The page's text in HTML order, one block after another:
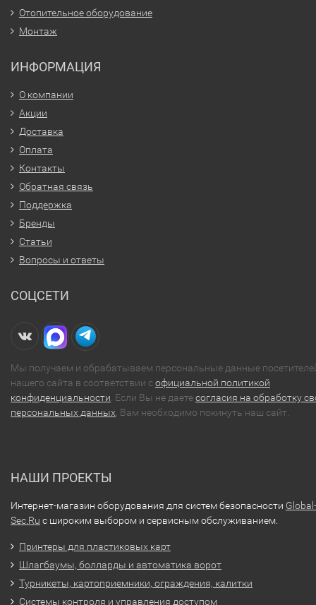
Отопительное оборудование
Монтаж
ИНФОРМАЦИЯ
О компании
Акции
Доставка
Оплата
Контакты
Обратная связь
Поддержка
Бренды
Статьи
Вопросы и ответы
СОЦСЕТИ
Мы получаем и обрабатываем персональные данные
нашего сайта в соответствии софициальной политикой
конфиденциальности. Если Вы не даетесогласия на обработку
персональных данных, Вам необходимо покинуть наш сайт.
НАШИ ПРОЕКТЫ
Интернет-магазин оборудования для систем безопасности Global-
Sec.Ru с широким выбором и сервисным обслуживанием.
Принтеры для пластиковых карт
Шлагбаумы, болларды и автоматика ворот
Турникеты, картоприемники, ограждения, калитки
Системы контроля и управления доступом